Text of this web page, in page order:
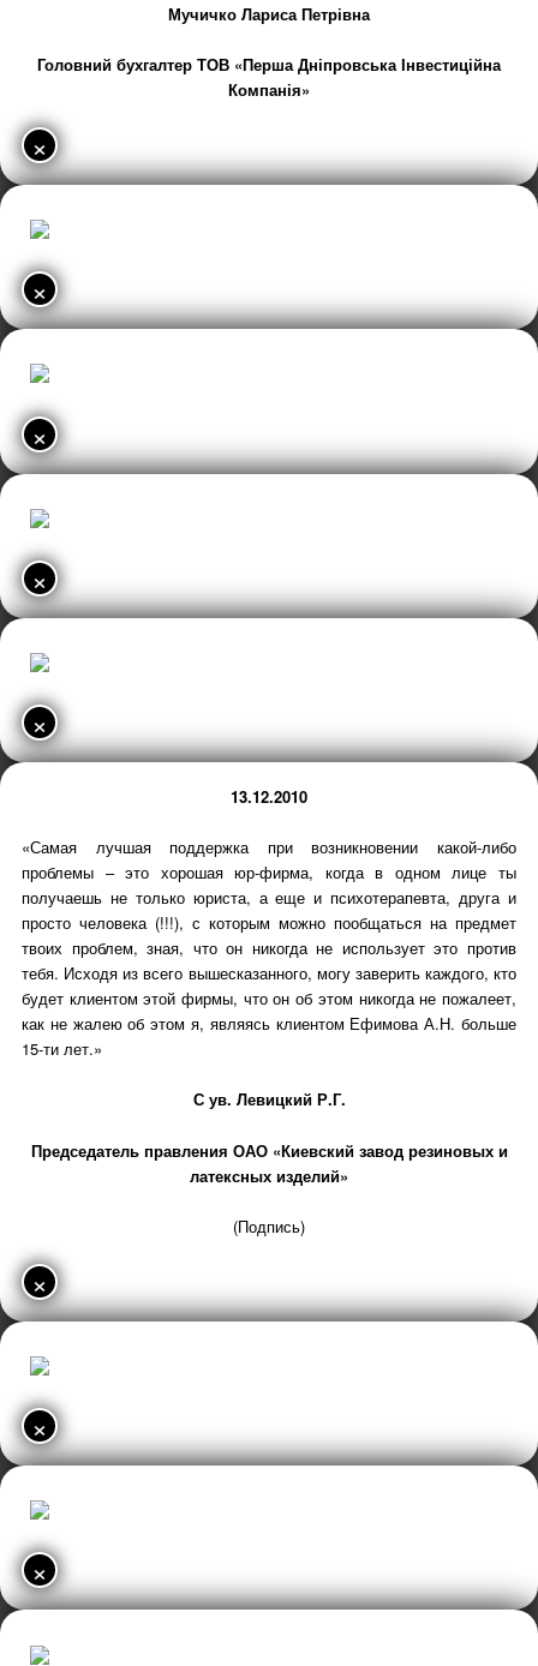
Мучичко Лариса Петрівна
Головний бухгалтер ТОВ «Перша Дніпровська Інвестиційна
Компанія»
×
×
×
×
×
13.12.2010
«Самая лучшая поддержка при возникновении какой-либо
проблемы – это хорошая юр-фирма, когда в одном лице ты
получаешь не только юриста, а еще и психотерапевта, друга и
просто человека (!!!), с которым можно пообщаться на предмет
твоих проблем, зная, что он никогда не использует это против
тебя. Исходя из всего вышесказанного, могу заверить каждого, кто
будет клиентом этой фирмы, что он об этом никогда не пожалеет,
как не жалею об этом я, являясь клиентом Ефимова А.Н. больше
15-ти лет.»
С ув. Левицкий Р.Г.
Председатель правления ОАО «Киевский завод резиновых и
латексных изделий»
(Подпись)
×
×
×